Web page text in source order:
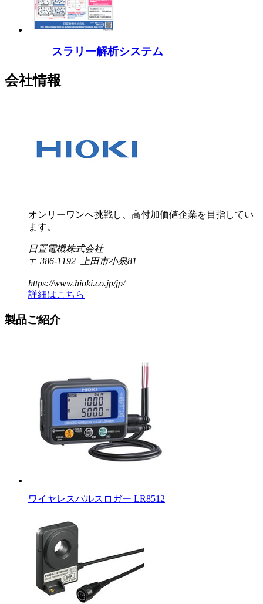
スラリー解析システム
会社情報
オンリーワンへ挑戦し、高付加価値企業を目指してい
ます。
日置電機株式会社
〒 386-1192 上田市小泉81
https://www.hioki.co.jp/jp/
詳細はこちら
製品ご紹介
ワイヤレスパルスロガー LR8512